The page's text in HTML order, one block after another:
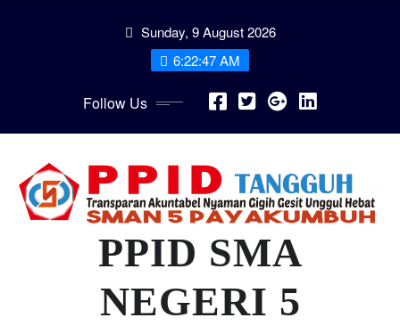
Sunday, 9 August 2026
6:22:48 AM
Follow Us
PPID SMA
NEGERI 5